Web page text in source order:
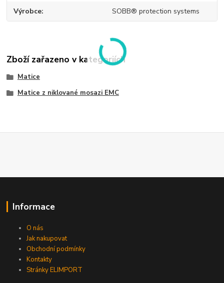
Výrobce SOBB® protection systems
Zboží zařazeno v kategoriích
Matice
Matice z niklované mosazi EMC
Informace
O nás
Jak nakupovat
Obchodní podmínky
Kontakty
Stránky ELIMPORT